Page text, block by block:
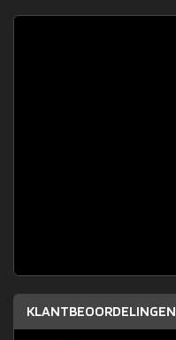
KLANTBEOORDELINGEN